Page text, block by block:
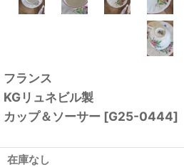
フランス
KGリュネビル製
カップ＆ソーサー [G25-0444]
在庫なし